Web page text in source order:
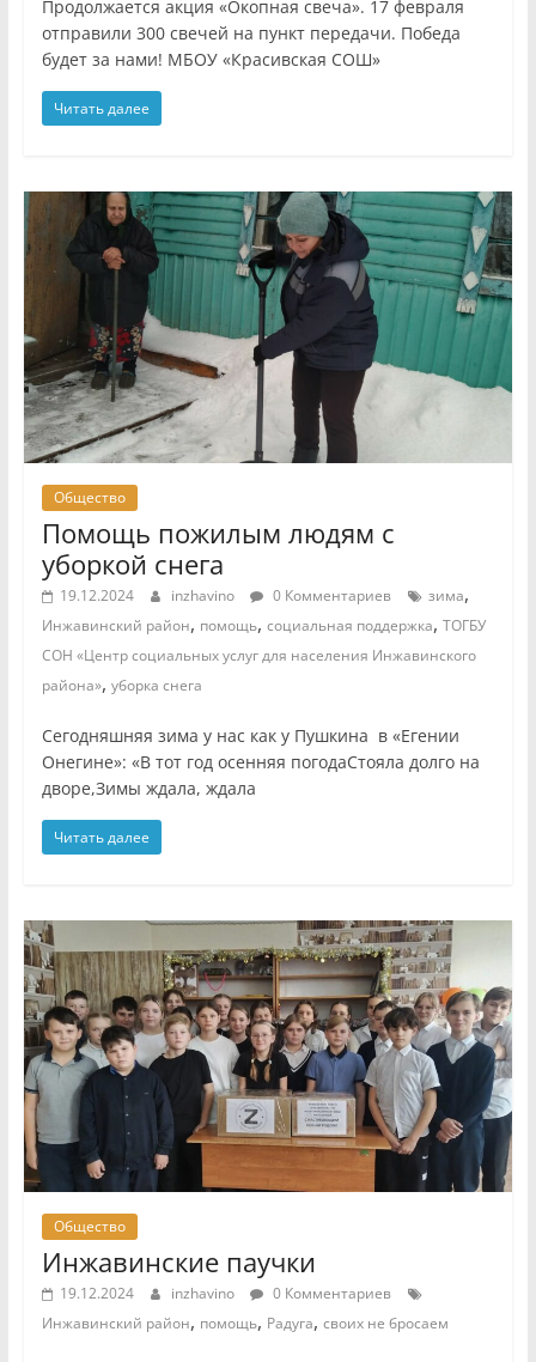
Продолжается акция «Окопная свеча». 17 февраля
отправили 300 свечей на пункт передачи. Победа
будет за нами! МБОУ «Красивская СОШ»
Читать далее
Общество
Помощь пожилым людям с
уборкой снега
19.12.2024 inzhavino 0 Комментариев зима,
Инжавинский район, помощь, социальная поддержка, ТОГБУ
СОН «Центр социальных услуг для населения Инжавинского
района», уборка снега
Сегодняшняя зима у нас как у Пушкина в «Егении
Онегине»: «В тот год осенняя погодаСтояла долго на
дворе,Зимы ждала, ждала
Читать далее
Общество
Инжавинские паучки
19.12.2024 inzhavino
0 Комментариев
Инжавинский район, помощь, Радуга, своих не бросаем